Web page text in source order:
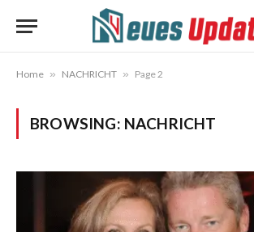
Home » NACHRICHT » Page 2
BROWSING: NACHRICHT